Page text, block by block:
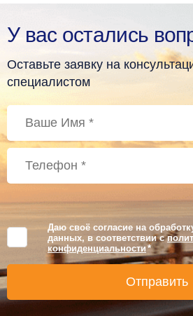
У вас остались
Оставьте заявку на
специалистом
Даю своё согласие на
данных, в соответствии с
конфиденциальности *